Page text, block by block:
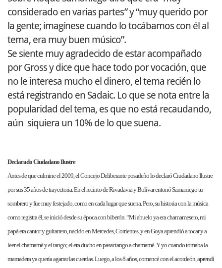
considerado en varias partes” y “muy querido por
la gente; imagínese cuando lo tocábamos con él al
tema, era muy buen músico”.
Se siente muy agradecido de estar acompañado
por Gross y dice que hace todo por vocación, que
no le interesa mucho el dinero, el tema recién lo
está registrando en Sadaic. Lo que se nota entre la
popularidad del tema, es que no está recaudando,
aún siquiera un 10% de lo que suena.
Declarado Ciudadano Ilustre
Antes de que culmine el 2009, el Concejo Deliberante posadeño lo declaró Ciudadano Ilustre
por sus 35 años de trayectoria. En el recinto de Rivadavia y Bolívar entonó Samaniego tu
sombrero y fue muy festejado, como en cada lugar que suena. Pero, su historia con la música
como registra él, se inició desde su época con biberón. “Mi abuelo ya era chamamesero, mi
papá era cantor y guitarrero, nacido en Mercedes, Corrientes, y en Goya aprendió a tocar y a
leer el chamamé y el tango; el era ducho en pasar tango a chamamé. Y yo cuando tomaba la
mamadera ya quería agarrar las cuerdas. Luego, a los 8 años, comencé con el acordeón, aprendí